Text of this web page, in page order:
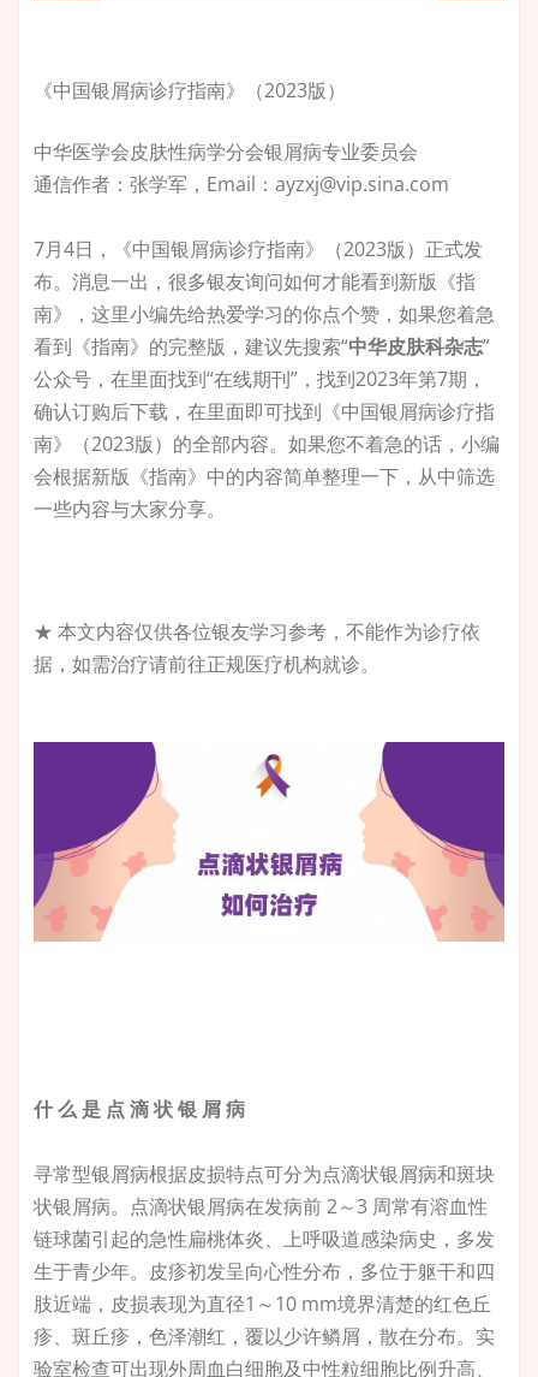
《中国银屑病诊疗指南》（2023版）
中华医学会皮肤性病学分会银屑病专业委员会
通信作者：张学军，Email：ayzxj@vip.sina.com
7月4日，《中国银屑病诊疗指南》（2023版）正式发
布。消息一出，很多银友询问如何才能看到新版《指
南》，这里小编先给热爱学习的你点个赞，如果您着急
看到《指南》的完整版，建议先搜索“中华皮肤科杂志”
公众号，在里面找到“在线期刊”，找到2023年第7期，
确认订购后下载，在里面即可找到《中国银屑病诊疗指
南》（2023版）的全部内容。如果您不着急的话，小编
会根据新版《指南》中的内容简单整理一下，从中筛选
一些内容与大家分享。
★ 本文内容仅供各位银友学习参考，不能作为诊疗依
据，如需治疗请前往正规医疗机构就诊。
什 么 是 点 滴 状 银 屑 病
寻常型银屑病根据皮损特点可分为点滴状银屑病和斑块
状银屑病。点滴状银屑病在发病前 2～3 周常有溶血性
链球菌引起的急性扁桃体炎、上呼吸道感染病史，多发
生于青少年。皮疹初发呈向心性分布，多位于躯干和四
肢近端，皮损表现为直径1～10 mm境界清楚的红色丘
疹、斑丘疹，色泽潮红，覆以少许鳞屑，散在分布。实
验室检查可出现外周血白细胞及中性粒细胞比例升高、